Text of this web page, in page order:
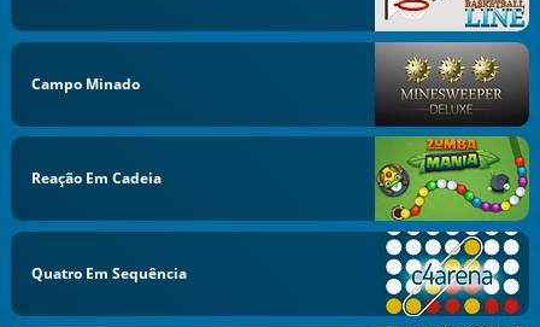
Campo Minado
Reação Em Cadeia
Quatro Em Sequência